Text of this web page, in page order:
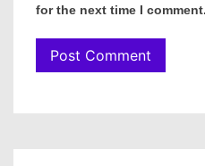
for the next time I comment.